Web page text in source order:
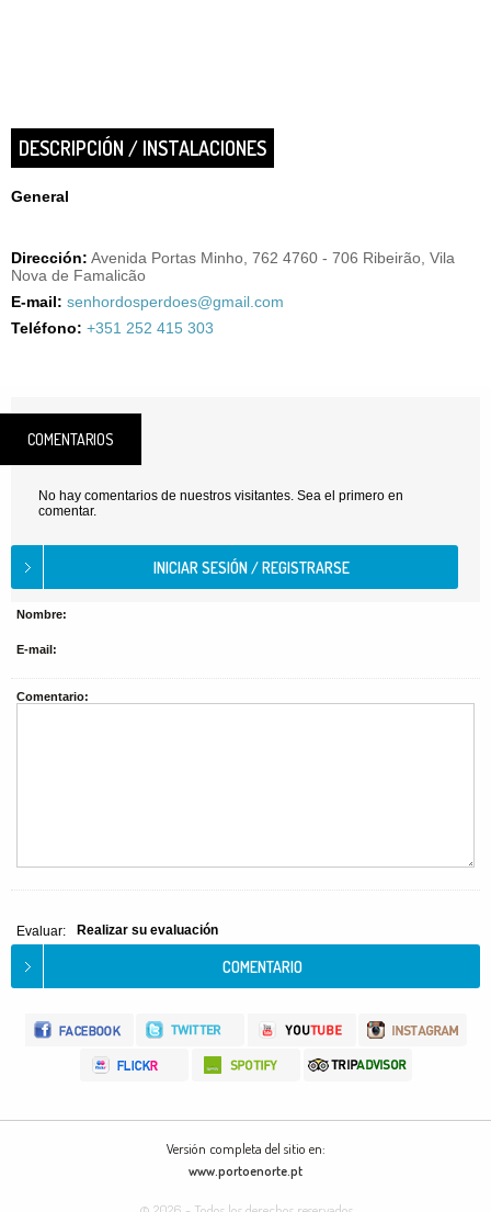
DESCRIPCIÓN / INSTALACIONES
General
Dirección: Avenida Portas Minho, 762 4760 - 706 Ribeirão, Vila
Nova de Famalicão
E-mail: senhordosperdoes@gmail.com
Teléfono: +351 252 415 303
COMENTARIOS
No hay comentarios de nuestros visitantes. Sea el primero en
comentar.
Nombre:
E-mail:
Comentario:
Evaluar: Realizar su evaluación
Versión completa del sitio en:
www.portoenorte.pt